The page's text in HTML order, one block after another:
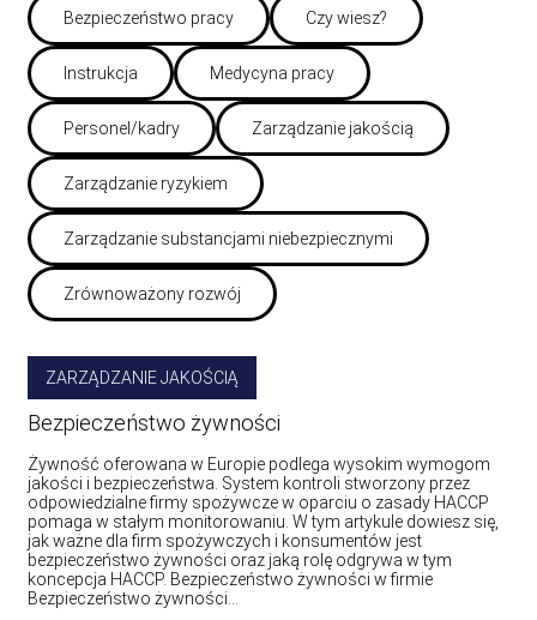
Bezpieczeństwo pracy Czy wiesz?
Instrukcja Medycyna pracy
Personel/kadry Zarządzanie jakością
Zarządzanie ryzykiem
Zarządzanie substancjami niebezpiecznymi
Zrównoważony rozwój
ZARZĄDZANIE JAKOŚCIĄ
Bezpieczeństwo żywności
Żywność oferowana w Europie podlega wysokim wymogom
jakości i bezpieczeństwa. System kontroli stworzony przez
odpowiedzialne firmy spożywcze w oparciu o zasady HACCP
pomaga w stałym monitorowaniu. W tym artykule dowiesz się,
jak ważne dla firm spożywczych i konsumentów jest
bezpieczeństwo żywności oraz jaką rolę odgrywa w tym
koncepcja HACCP. Bezpieczeństwo żywności w firmie
Bezpieczeństwo żywności…